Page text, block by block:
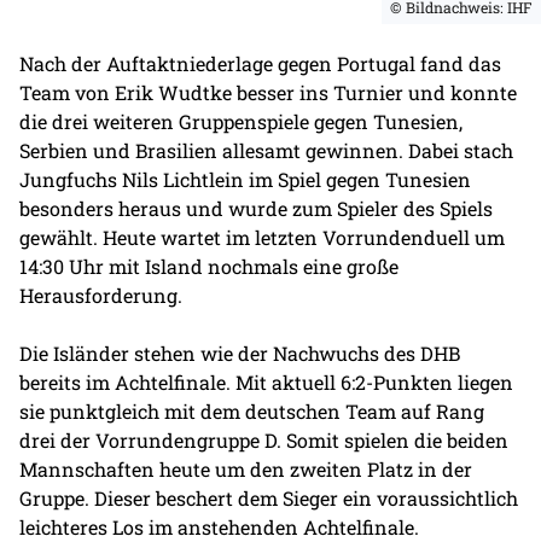
© Bildnachweis: IHF
Nach der Auftaktniederlage gegen Portugal fand das
Team von Erik Wudtke besser ins Turnier und konnte
die drei weiteren Gruppenspiele gegen Tunesien,
Serbien und Brasilien allesamt gewinnen. Dabei stach
Jungfuchs Nils Lichtlein im Spiel gegen Tunesien
besonders heraus und wurde zum Spieler des Spiels
gewählt. Heute wartet im letzten Vorrundenduell um
14:30 Uhr mit Island nochmals eine große
Herausforderung.
Die Isländer stehen wie der Nachwuchs des DHB
bereits im Achtelfinale. Mit aktuell 6:2-Punkten liegen
sie punktgleich mit dem deutschen Team auf Rang
drei der Vorrundengruppe D. Somit spielen die beiden
Mannschaften heute um den zweiten Platz in der
Gruppe. Dieser beschert dem Sieger ein voraussichtlich
leichteres Los im anstehenden Achtelfinale.